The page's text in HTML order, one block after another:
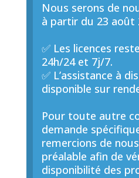
Nous serons de
à partir du 23 août
✅ Les licences
24h/24 et 7j/7.
✅ L’assistance à
disponible sur
Pour toute autre
demande
remercions de
préalable afin de
disponibilité des